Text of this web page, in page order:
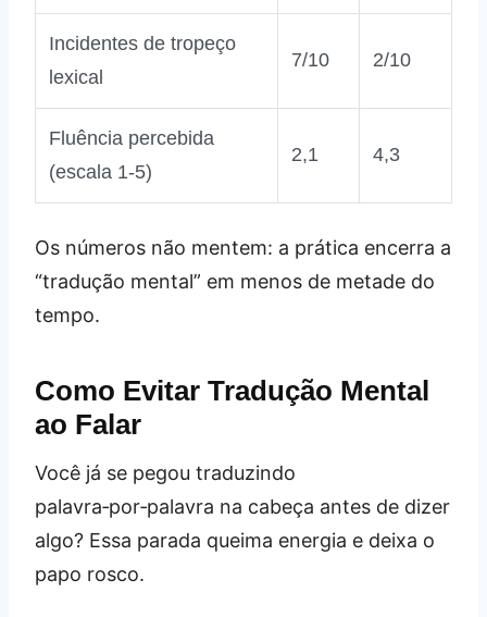
Incidentes de tropeço
lexical
7/10 2/10
Fluência percebida
(escala 1‑5)
2,1 4,3
Os números não mentem: a prática encerra a
“tradução mental” em menos de metade do
tempo.
Como Evitar Tradução Mental
ao Falar
Você já se pegou traduzindo
palavra‑por‑palavra na cabeça antes de dizer
algo? Essa parada queima energia e deixa o
papo rosco.